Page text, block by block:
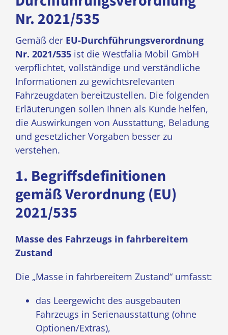
Nr. 2021/535
Gemäß der EU-Durchführungsverordnung
Nr. 2021/535 ist die Westfalia Mobil GmbH
verpflichtet, vollständige und verständliche
Informationen zu gewichtsrelevanten
Fahrzeugdaten bereitzustellen. Die folgenden
Erläuterungen sollen Ihnen als Kunde helfen,
die Auswirkungen von Ausstattung, Beladung
und gesetzlicher Vorgaben besser zu
verstehen.
1. Begriffsdefinitionen
gemäß Verordnung (EU)
2021/535
Masse des Fahrzeugs in fahrbereitem
Zustand
Die „Masse in fahrbereitem Zustand“ umfasst:
das Leergewicht des ausgebauten
Fahrzeugs in Serienausstattung (ohne
Optionen/Extras),